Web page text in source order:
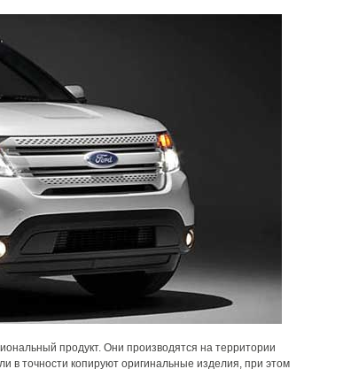
продукт. Они производятся на территории
в точности копируют оригинальные изделия, при этом